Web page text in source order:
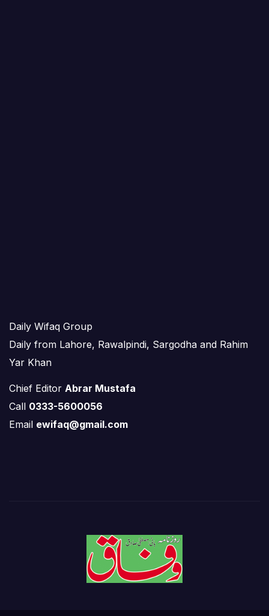
Daily Wifaq Group
Daily from Lahore, Rawalpindi, Sargodha and Rahim
Yar Khan
Chief Editor Abrar Mustafa
Call 0333-5600056
Email ewifaq@gmail.com